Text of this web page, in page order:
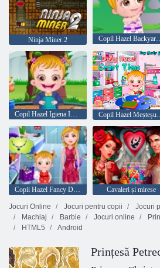
Ninja Miner 2 Copil Hazel
Copil Hazel Igiena Ingrijire Copil
Copii Hazel Fancy Dress Cavaleri și mirese
Jocuri Online
Jocuri pentru copii Jocuri
Machiaj
Barbie Jocuri online
HTML5
Android
Prințesă